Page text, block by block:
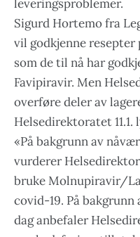
leveringsproblemer.
Sigurd Hortemo fra
vil godkjenne
som de til nå har
Favipiravir. Men
overføre deler av
Helsedirektoratet 11.1.
«På bakgrunn av
vurderer
bruke Molnupiravir/
covid-19. På
dag anbefaler